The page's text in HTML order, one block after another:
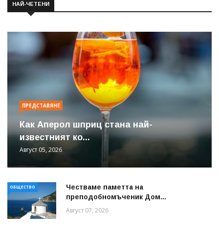
НАЙ-ЧЕТЕНИ
ПРЕДСТАВЯНЕ
Как Аперол шприц стана най-
известният ко...
Август 05, 2026
ОБЩЕСТВО
Честваме паметта на
преподобномъченик Дом...
Август 07, 2026